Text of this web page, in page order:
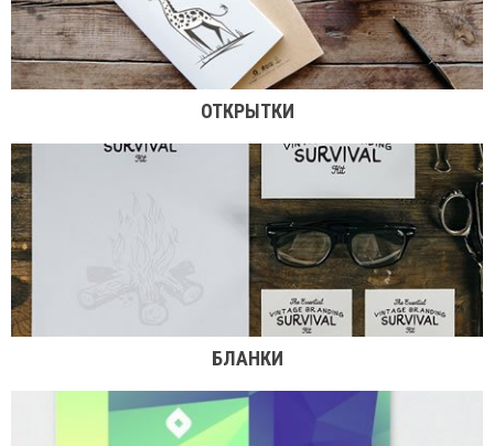
ОТКРЫТКИ
БЛАНКИ